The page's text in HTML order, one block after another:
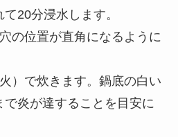
20分浸水します。
の位置が直角になるように
）で炊きます。鍋底の白い
炎が達することを目安に